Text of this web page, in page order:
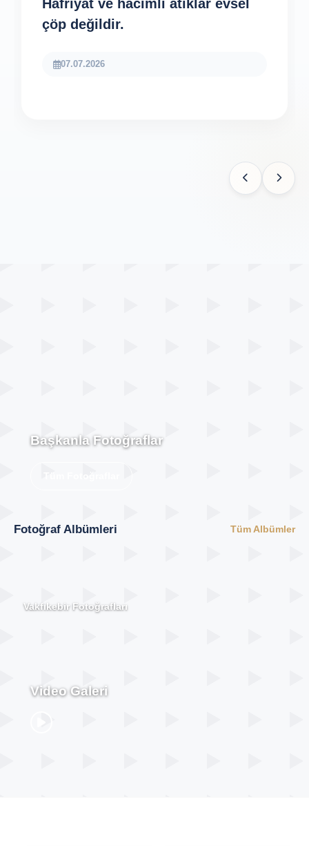
Hafriyat ve hacimli atıklar evsel
çöp değildir.
07.07.2026
Başkanla Fotoğraflar
Fotoğraf Albümleri Tüm Albümler
Vakfıkebir Fotoğrafları
Video Galeri